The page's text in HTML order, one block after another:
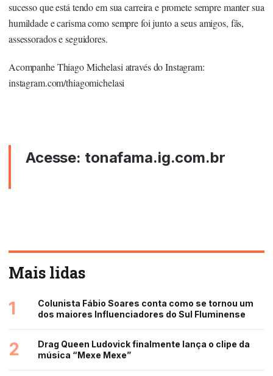
sucesso que está tendo em sua carreira e promete sempre manter sua
humildade e carisma como sempre foi junto a seus amigos, fãs,
assessorados e seguidores.
Acompanhe Thiago Michelasi através do Instagram:
instagram.com/thiagomichelasi
Acesse: tonafama.ig.com.br
Mais lidas
1
Colunista Fábio Soares conta como se tornou um
dos maiores Influenciadores do Sul Fluminense
2
Drag Queen Ludovick finalmente lança o clipe da
música “Mexe Mexe”